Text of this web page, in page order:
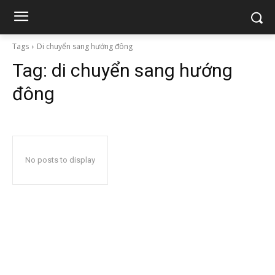
Tags Di chuyển sang hướng đông
Tag: di chuyển sang hướng
đông
No posts to display